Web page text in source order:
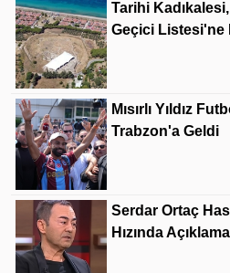
Tarihi
Geçici Listesi'ne
Mısırlı Yıldız
Trabzon'a Geldi
Serdar Ortaç
Hızında